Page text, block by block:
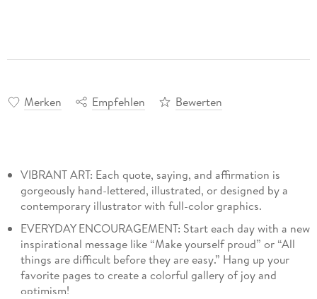
Merken Empfehlen Bewerten
VIBRANT ART: Each quote, saying, and affirmation is
gorgeously hand-lettered, illustrated, or designed by a
contemporary illustrator with full-color graphics.
EVERYDAY ENCOURAGEMENT: Start each day with a new
inspirational message like “Make yourself proud” or “All
things are difficult before they are easy.” Hang up your
favorite pages to create a colorful gallery of joy and
optimism!